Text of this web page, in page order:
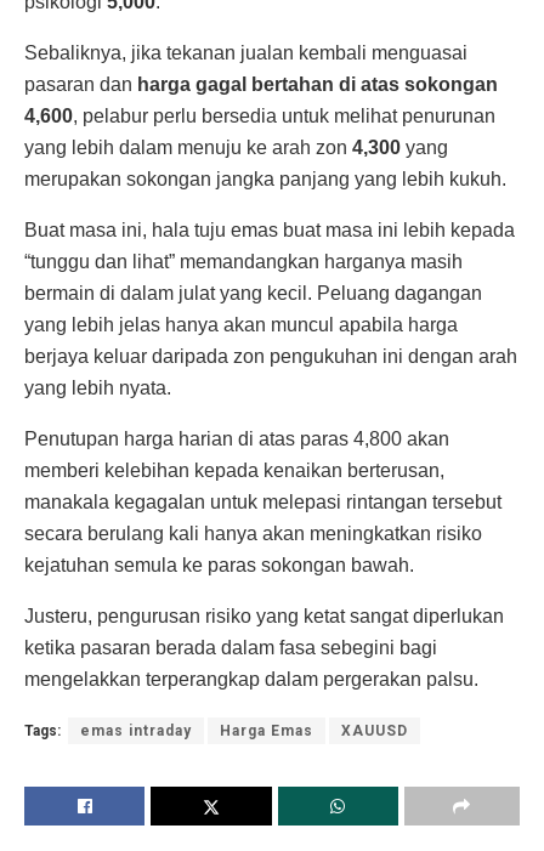
Sebaliknya, jika tekanan jualan kembali menguasai
pasaran dan harga gagal bertahan di atas sokongan
4,600, pelabur perlu bersedia untuk melihat penurunan
yang lebih dalam menuju ke arah zon 4,300 yang
merupakan sokongan jangka panjang yang lebih kukuh.
Buat masa ini, hala tuju emas buat masa ini lebih kepada
“tunggu dan lihat” memandangkan harganya masih
bermain di dalam julat yang kecil. Peluang dagangan
yang lebih jelas hanya akan muncul apabila harga
berjaya keluar daripada zon pengukuhan ini dengan arah
yang lebih nyata.
Penutupan harga harian di atas paras 4,800 akan
memberi kelebihan kepada kenaikan berterusan,
manakala kegagalan untuk melepasi rintangan tersebut
secara berulang kali hanya akan meningkatkan risiko
kejatuhan semula ke paras sokongan bawah.
Justeru, pengurusan risiko yang ketat sangat diperlukan
ketika pasaran berada dalam fasa sebegini bagi
mengelakkan terperangkap dalam pergerakan palsu.
Tags: emas intraday Harga Emas XAUUSD